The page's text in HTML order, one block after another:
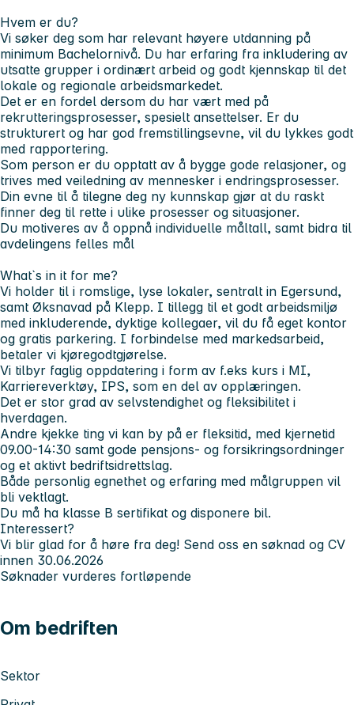
Hvem er du?
Vi søker deg som har relevant høyere utdanning på
minimum Bachelornivå. Du har erfaring fra inkludering av
utsatte grupper i ordinært arbeid og godt kjennskap til det
lokale og regionale arbeidsmarkedet.
Det er en fordel dersom du har vært med på
rekrutteringsprosesser, spesielt ansettelser. Er du
strukturert og har god fremstillingsevne, vil du lykkes godt
med rapportering.
Som person er du opptatt av å bygge gode relasjoner, og
trives med veiledning av mennesker i endringsprosesser.
Din evne til å tilegne deg ny kunnskap gjør at du raskt
finner deg til rette i ulike prosesser og situasjoner.
Du motiveres av å oppnå individuelle måltall, samt bidra til
avdelingens felles mål
What`s in it for me?
Vi holder til i romslige, lyse lokaler, sentralt in Egersund,
samt Øksnavad på Klepp. I tillegg til et godt arbeidsmiljø
med inkluderende, dyktige kollegaer, vil du få eget kontor
og gratis parkering. I forbindelse med markedsarbeid,
betaler vi kjøregodtgjørelse.
Vi tilbyr faglig oppdatering i form av f.eks kurs i MI,
Karriereverktøy, IPS, som en del av opplæringen.
Det er stor grad av selvstendighet og fleksibilitet i
hverdagen.
Andre kjekke ting vi kan by på er fleksitid, med kjernetid
09.00-14:30 samt gode pensjons- og forsikringsordninger
og et aktivt bedriftsidrettslag.
Både personlig egnethet og erfaring med målgruppen vil
bli vektlagt.
Du må ha klasse B sertifikat og disponere bil.
Interessert?
Vi blir glad for å høre fra deg! Send oss en søknad og CV
innen 30.06.2026
Søknader vurderes fortløpende
Om bedriften
Sektor